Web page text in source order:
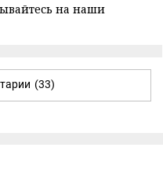
на наши
(33)